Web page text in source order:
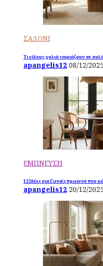
ΣΑΛΟΝΙ
Τι είδους χαλιά ταιριάζουν σε
apangelis12 08/12/2025
ΕΜΠΝΕΥΣΗ
12 Ιδέες για Γωνιές πρωινού που
apangelis12 20/12/2025